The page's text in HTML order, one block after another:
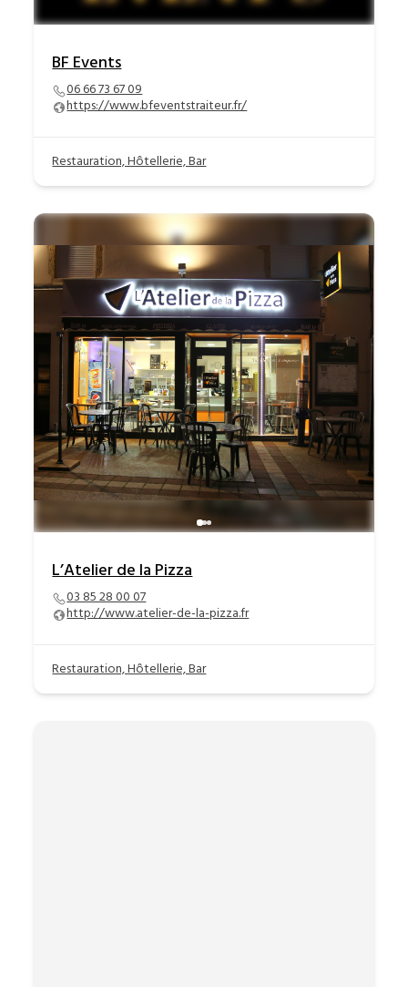
BF Events
06 66 73 67 09
https://www.bfeventstraiteur.fr/
Restauration, Hôtellerie, Bar
L’Atelier de la Pizza
03 85 28 00 07
http://www.atelier-de-la-pizza.fr
Restauration, Hôtellerie, Bar